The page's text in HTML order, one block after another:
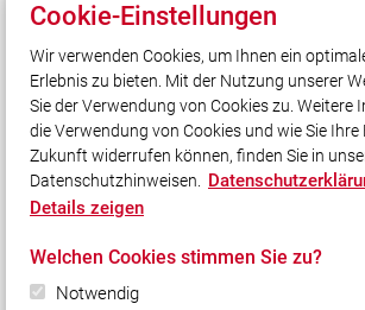
Quicklinks
Kraiburg
Facebook
Instagram
Social Media
Bleiben Sie mit uns in Kontakt und
mit uns!
Cookie-Einstellungen
Wir verwenden Cookies, um Ihnen ein
Erlebnis zu bieten. Mit der Nutzung unserer
Sie der Verwendung von Cookies zu. Weitere
die Verwendung von Cookies und wie Sie
Zukunft widerrufen können, finden Sie in
Datenschutzhinweisen.
Details zeigen
Welchen Cookies stimmen Sie zu?
Notwendig